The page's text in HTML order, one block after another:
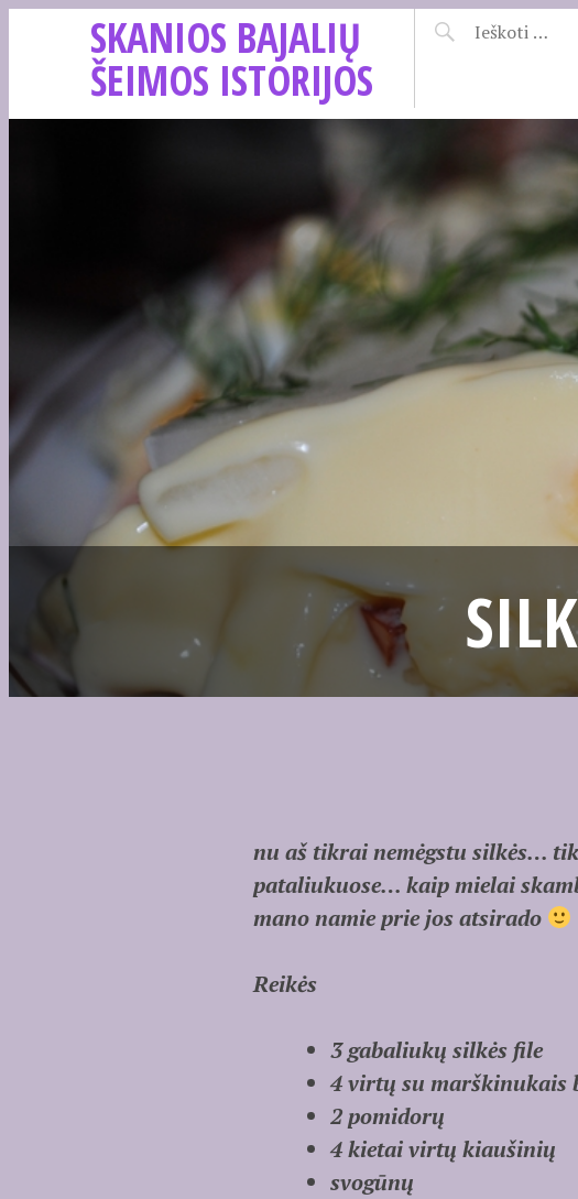
SKANIOS BAJALIŲ
ŠEIMOS ISTORIJOS
nu aš tikrai nemėgstu silkės…
pataliukuose… kaip mielai
mano namie prie jos atsirado
Reikės
3 gabaliukų silkės file
4 virtų su marškinukais
2 pomidorų
4 kietai virtų kiaušinių
svogūnų